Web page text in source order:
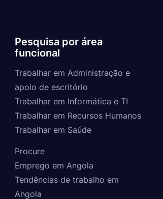
Pesquisa por área
funcional
Trabalhar em Administração e
apoio de escritório
Trabalhar em Informática e TI
Trabalhar em Recursos Humanos
Trabalhar em Saúde
Procure
Emprego em Angola
Tendências de trabalho em
Angola